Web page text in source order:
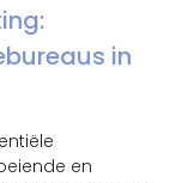
in
en